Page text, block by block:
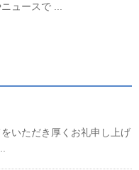
ュースで ...
いただき厚くお礼申し上げ